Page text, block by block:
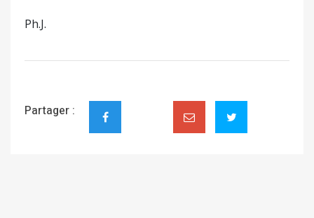
Ph.J.
Partager :